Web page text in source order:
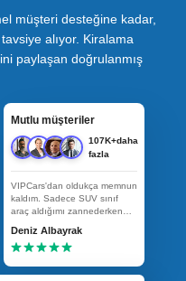
müşteri desteğine kadar,
alıyor. Kiralama
paylaşan doğrulanmış
Mutlu müşteriler
107K+daha
fazla
VIPCars'dan oldukça memnun
kaldım. Sadece SUV sınıf
araç aldığımı zannederken
segmentte başka arabaları
yokmuş, büyük Skoda Kodiaq
arabaya mecbur bırakıldım.
Deniz Albayrak